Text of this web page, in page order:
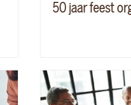
50 jaar feest